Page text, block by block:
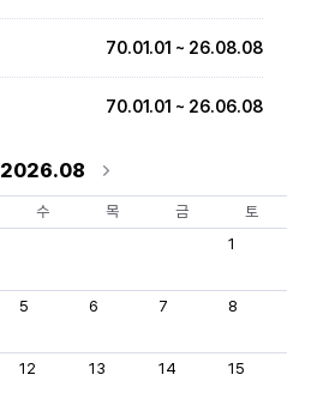
70.01.01 ~ 26.08.08
70.01.01 ~ 26.06.08
2026.08
수 목 금
토
1
5 6 7 8
12 13 14 15